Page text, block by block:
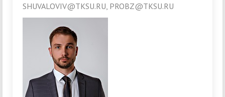
SHUVALOVIV@TKSU.RU, PROBZ@TKSU.RU